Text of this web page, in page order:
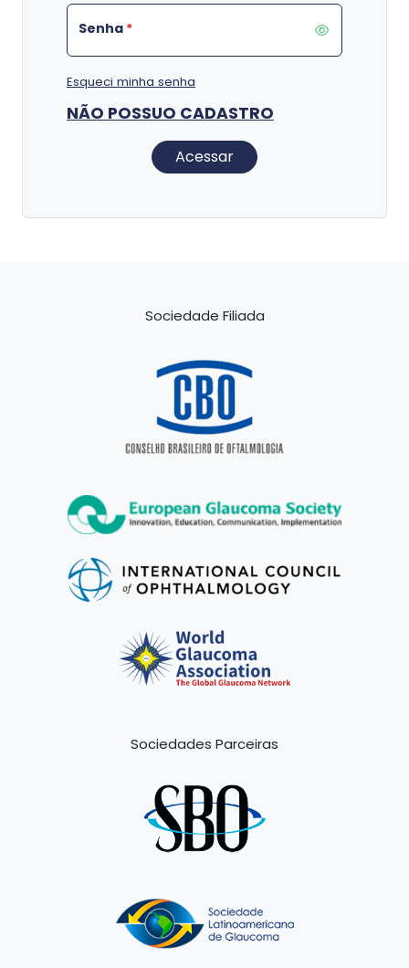
Senha *
Esqueci minha senha
NÃO POSSUO CADASTRO
Acessar
Sociedade Filiada
Sociedades Parceiras